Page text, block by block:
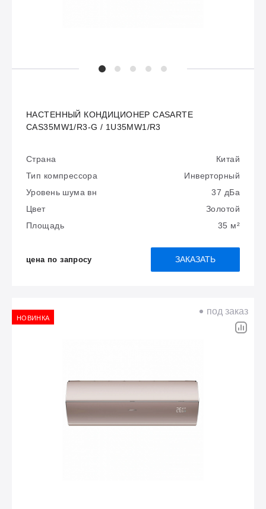
НАСТЕННЫЙ КОНДИЦИОНЕР CASARTE
CAS35MW1/R3-G / 1U35MW1/R3
Страна
Китай
Тип компрессора
Инверторный
Уровень шума вн
37 дБа
Цвет
Золотой
Площадь
35 м²
цена по запросу ЗАКАЗАТЬ
НОВИНКА
под заказ